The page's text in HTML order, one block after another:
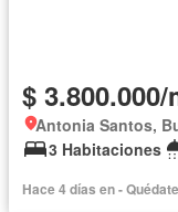
$ 3.800.000/
Antonia Santos,
3 Habitaciones
Hace 4 días en -